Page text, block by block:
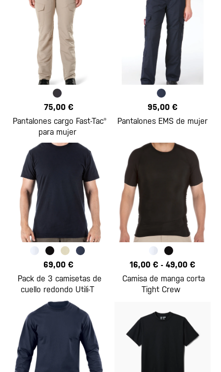
75,00 €
Pantalones cargo Fast-Tac®
para mujer
95,00 €
Pantalones EMS de mujer
69,00 €
Pack de 3 camisetas de
cuello redondo Utili-T
16,00 € - 49,00 €
Camisa de manga corta
Tight Crew